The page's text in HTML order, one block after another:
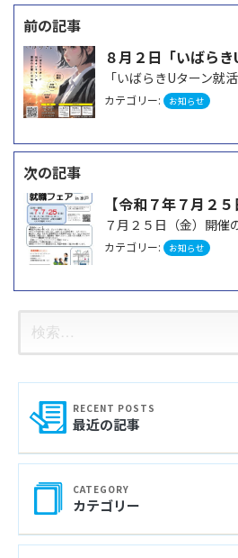
投
稿
ナ
ビ
ゲ
ー
シ
ョ
ン
カテゴリー: お知らせ
カテゴリー: お知らせ
最近の記事
カテゴリー